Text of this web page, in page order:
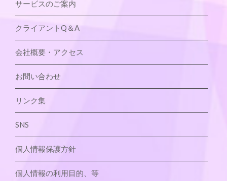
サービスのご案内
クライアントQ＆A
会社概要・アクセス
お問い合わせ
リンク集
SNS
個人情報保護方針
個人情報の利用目的、等